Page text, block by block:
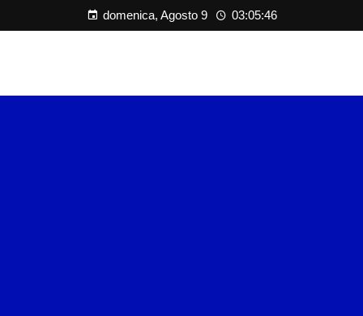
domenica, Agosto 9 03:05:47